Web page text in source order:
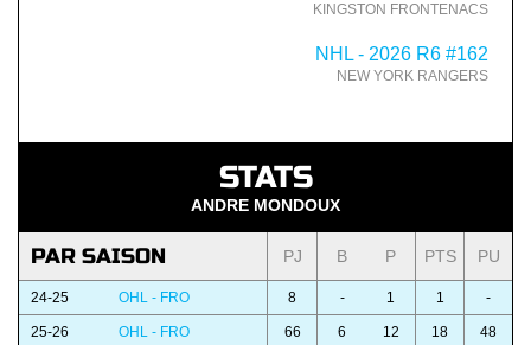
KINGSTON FRONTENACS
NHL - 2026 R6 #162
NEW YORK RANGERS
STATS
ANDRE MONDOUX
PAR SAISON PJ B P PTS PU
24-25 OHL - FRO 8 - 1 1 -
25-26 OHL - FRO 66 6 12 18 48